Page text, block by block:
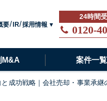
要 IR 採用情報 0120-
M&A 案件一覧
成功戦略｜会社売却・事業承継